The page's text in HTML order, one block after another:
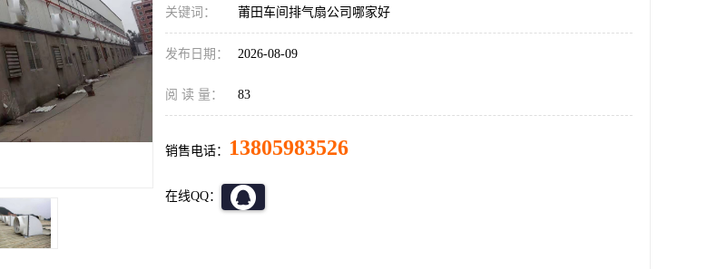
关键词： 莆田车间排气扇公司哪家好
发布日期： 2026-08-09
阅 读 量： 83
销售电话： 13805983526
在线QQ：